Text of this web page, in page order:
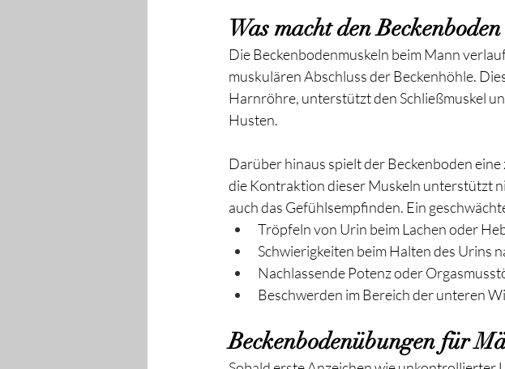
Was macht den
Die Beckenbodenmuskeln beim Mann
muskulären Abschluss der Beckenhöhle.
Harnröhre, unterstützt den Schließmuskel
Husten.
Darüber hinaus spielt der Beckenboden
die Kontraktion dieser Muskeln unterstützt
auch das Gefühlsempfinden. Ein
Tröpfeln von Urin beim Lachen oder
Schwierigkeiten beim Halten des Urins
Nachlassende Potenz oder
Beschwerden im Bereich der unteren
Beckenbodenübungen für